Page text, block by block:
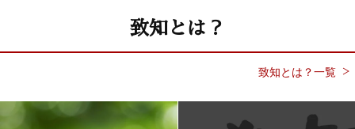
致知とは？
致知とは？一覧